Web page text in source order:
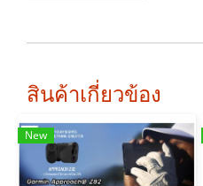
สินค้าเกี่ยวข้อง
New